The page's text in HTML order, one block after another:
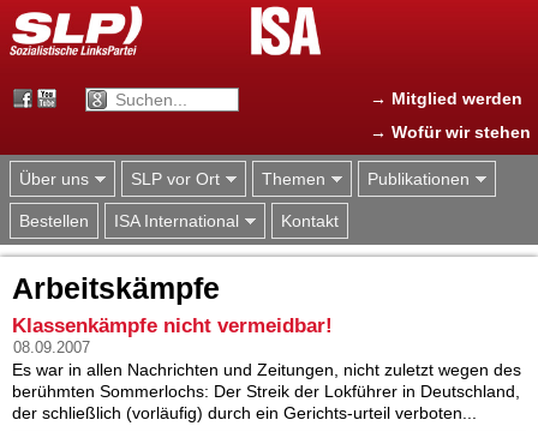
Jump to navigation
→ Mitglied werden
→ Wofür wir stehen
Über uns SLP vor Ort Themen Publikationen
Bestellen ISA International Kontakt
Arbeitskämpfe
Klassenkämpfe nicht vermeidbar!
08.09.2007
Es war in allen Nachrichten und Zeitungen, nicht zuletzt wegen des
berühmten Sommerlochs: Der Streik der Lokführer in Deutschland,
der schließlich (vorläufig) durch ein Gerichts-urteil verboten...